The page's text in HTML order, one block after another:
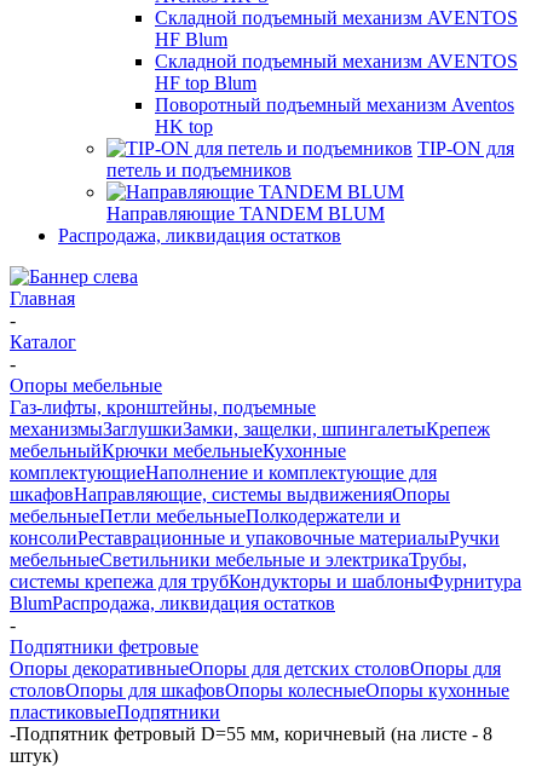
Складной подъемный механизм AVENTOS
HF Blum
Складной подъемный механизм AVENTOS
HF top Blum
Поворотный подъемный механизм Aventos
HK top
TIP-ON для
петель и подъемников
Направляющие TANDEM BLUM
Распродажа, ликвидация остатков
Главная
-
Каталог
-
Опоры мебельные
Газ-лифты, кронштейны, подъемные
механизмыЗаглушкиЗамки, защелки, шпингалетыКрепеж
мебельныйКрючки мебельныеКухонные
комплектующиеНаполнение и комплектующие для
шкафовНаправляющие, системы выдвиженияОпоры
мебельныеПетли мебельныеПолкодержатели и
консолиРеставрационные и упаковочные материалыРучки
мебельныеСветильники мебельные и электрикаТрубы,
системы крепежа для трубКондукторы и шаблоныФурнитура
BlumРаспродажа, ликвидация остатков
-
Подпятники фетровые
Опоры декоративныеОпоры для детских столовОпоры для
столовОпоры для шкафовОпоры колесныеОпоры кухонные
пластиковыеПодпятники
-Подпятник фетровый D=55 мм, коричневый (на листе - 8
штук)